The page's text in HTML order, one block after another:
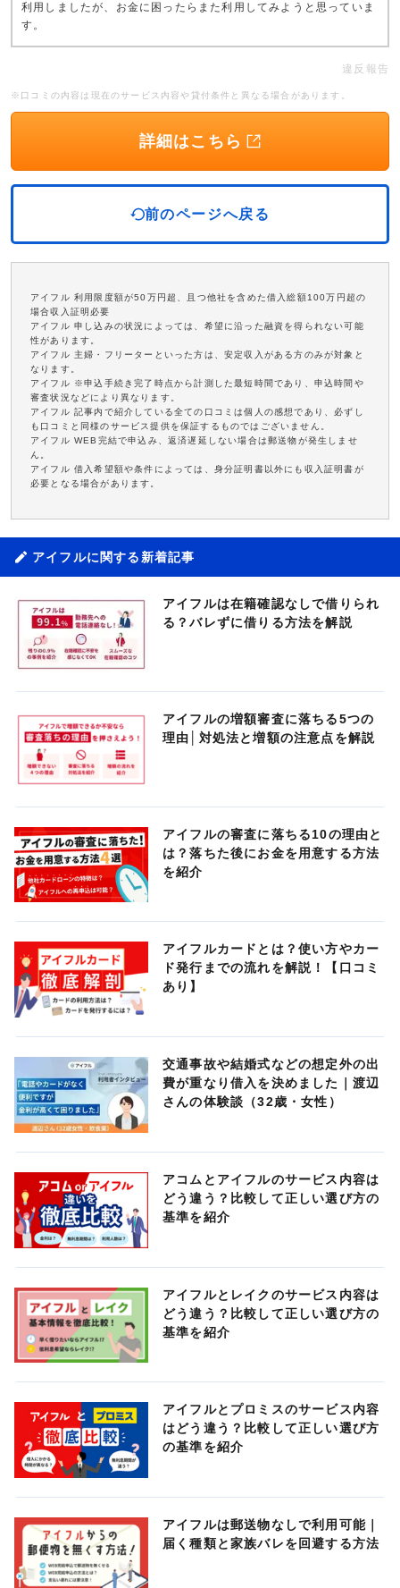
利用しましたが、お金に困ったらまた利用してみようと思っていま
す。
違反報告
※口コミの内容は現在のサービス内容や貸付条件と異なる場合があります。
詳細はこちら
前のページへ戻る
アイフル 利用限度額が50万円超、且つ他社を含めた借入総額100万円超の
場合収入証明必要
アイフル 申し込みの状況によっては、希望に沿った融資を得られない可能
性があります。
アイフル 主婦・フリーターといった方は、安定収入がある方のみが対象と
なります。
アイフル ※申込手続き完了時点から計測した最短時間であり、申込時間や
審査状況などにより異なります。
アイフル 記事内で紹介している全ての口コミは個人の感想であり、必ずし
も口コミと同様のサービス提供を保証するものではございません。
アイフル WEB完結で申込み、返済遅延しない場合は郵送物が発生しませ
ん。
アイフル 借入希望額や条件によっては、身分証明書以外にも収入証明書が
必要となる場合があります。
アイフルに関する新着記事
アイフルは在籍確認なしで借りられ
る？バレずに借りる方法を解説
アイフルの増額審査に落ちる5つの
理由│対処法と増額の注意点を解説
アイフルの審査に落ちる10の理由と
は？落ちた後にお金を用意する方法
を紹介
アイフルカードとは？使い方やカー
ド発行までの流れを解説！【口コミ
あり】
交通事故や結婚式などの想定外の出
費が重なり借入を決めました｜渡辺
さんの体験談（32歳・女性）
アコムとアイフルのサービス内容は
どう違う？比較して正しい選び方の
基準を紹介
アイフルとレイクのサービス内容は
どう違う？比較して正しい選び方の
基準を紹介
アイフルとプロミスのサービス内容
はどう違う？比較して正しい選び方
の基準を紹介
アイフルは郵送物なしで利用可能｜
届く種類と家族バレを回避する方法